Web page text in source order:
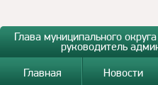
Глава муниципального
руководитель
Главная
Новости